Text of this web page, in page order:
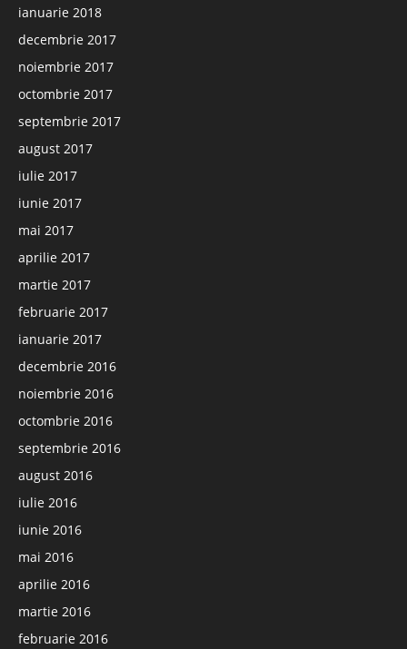
ianuarie 2018
decembrie 2017
noiembrie 2017
octombrie 2017
septembrie 2017
august 2017
iulie 2017
iunie 2017
mai 2017
aprilie 2017
martie 2017
februarie 2017
ianuarie 2017
decembrie 2016
noiembrie 2016
octombrie 2016
septembrie 2016
august 2016
iulie 2016
iunie 2016
mai 2016
aprilie 2016
martie 2016
februarie 2016